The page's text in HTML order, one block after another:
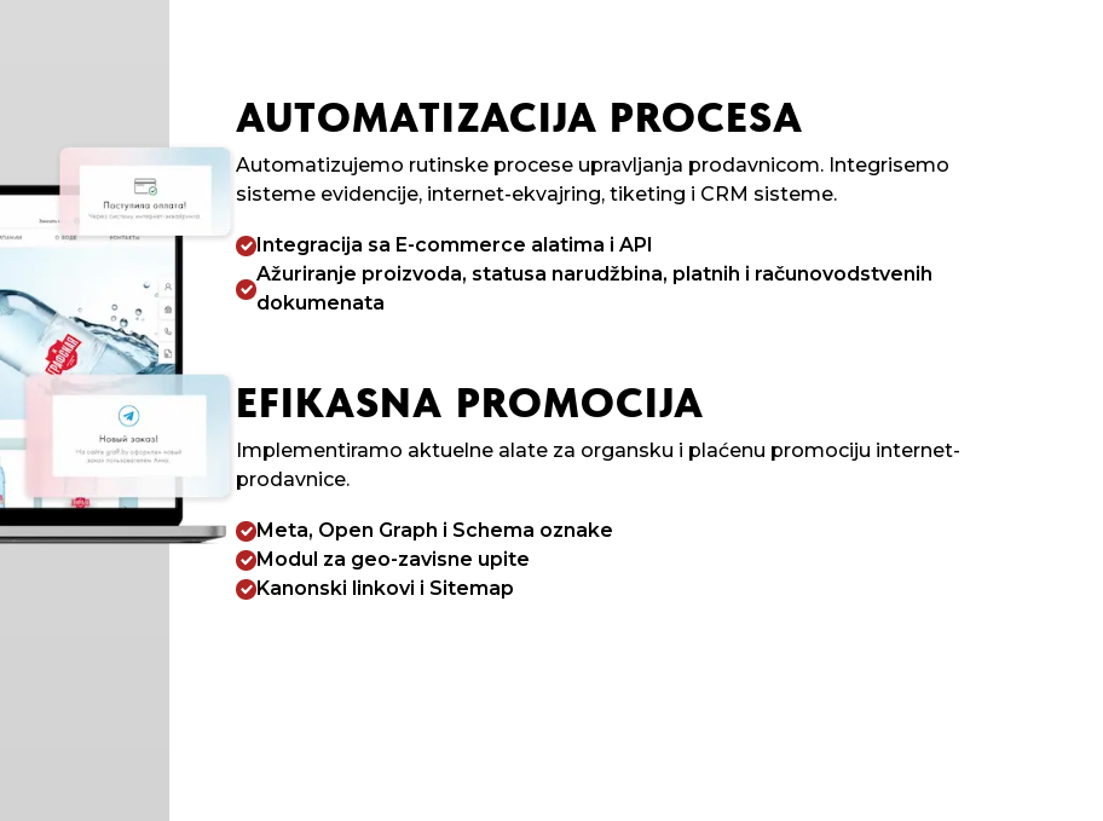
AUTOMATIZACIJA PROCESA
Automatizujemo rutinske procese upravljanja prodavnicom. Integrisemo
sisteme evidencije, internet-ekvajring, tiketing i CRM sisteme.
Integracija sa E-commerce alatima i API
Ažuriranje proizvoda, statusa narudžbina, platnih i računovodstvenih
dokumenata
EFIKASNA PROMOCIJA
Implementiramo aktuelne alate za organsku i plaćenu promociju internet-
prodavnice.
Meta, Open Graph i Schema oznake
Modul za geo-zavisne upite
Kanonski linkovi i Sitemap